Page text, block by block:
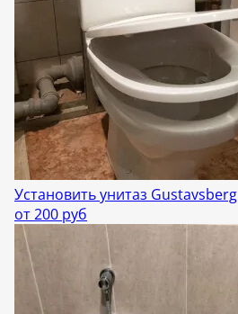
Установить унитаз Gustavsberg
от 200 руб